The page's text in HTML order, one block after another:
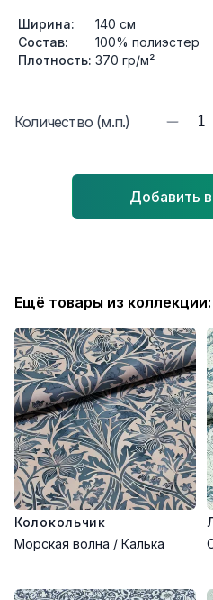
Ширина: 140 см
Состав:
100% полиэстер
Плотность: 370 гр/м²
Количество (м.п.) 1
Добавить
Ещё товары из коллекции:
Колокольчик
Морская волна / Калька